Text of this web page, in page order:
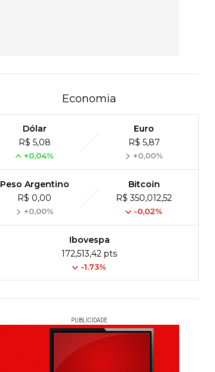
Economia
Dólar
R$ 5,08
+0,04%
Euro
R$ 5,87
+0,00%
Peso Argentino
R$ 0,00
+0,00%
Bitcoin
R$ 350,012,52
-0,02%
Ibovespa
172,513,42 pts
-1.73%
PUBLICIDADE